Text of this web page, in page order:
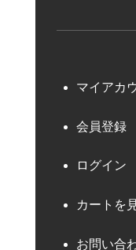
マイアカ
会員登録
ログイン
カートを
お問い合